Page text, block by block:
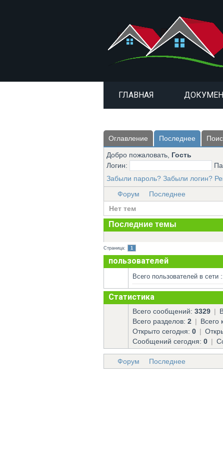
ГЛАВНАЯ
Оглавление Последнее
Добро пожаловать, Гость
Логин:
Забыли пароль? Забыли логин?
Форум
Последнее
Нет тем
Последние темы
Страница: 1
пользователей
Всего пользователей в сети
Статистика
Всего сообщений: 3329 |
Всего разделов: 2 | Всего
Открыто сегодня: 0 |
Сообщений сегодня: 0 |
Форум Последнее